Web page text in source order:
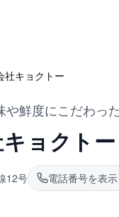
社キョクトー
や鮮度にこだわっ
ョクトー
12号 電話番号を表示